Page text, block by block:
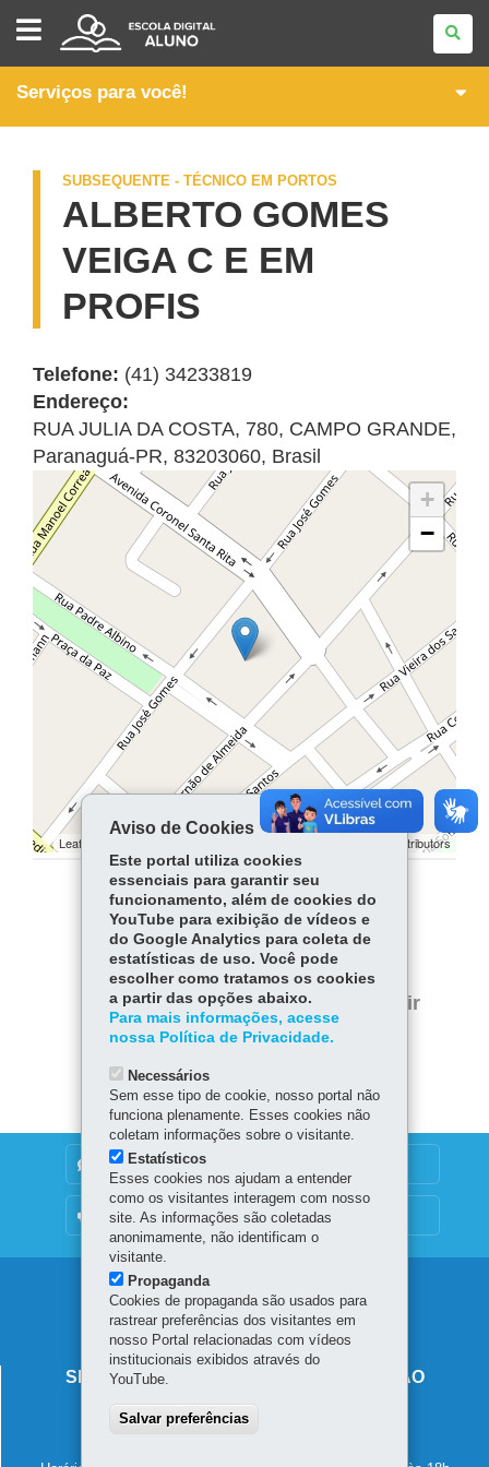
PÓS-
MÉDIO
-
CURSOS
TÉCNICOS
SUBSEQUENTES
Serviços para você!
SUBSEQUENTE - TÉCNICO EM PORTOS
ALBERTO GOMES
VEIGA C E EM
PROFIS
Telefone: (41) 34233819
Endereço:
RUA JULIA DA COSTA, 780, CAMPO GRANDE,
Paranaguá-PR, 83203060, Brasil
+
−
Leaflet | © contributors
COMPARTILHE:
Facebook
Twitter
WhatsApp
Voltar Início
Imprimir
Baixar
DENUNCIE CORRUPÇÃO
OUVIDORIA
Navegação
principal
SECRETARIA DE ESTADO DA EDUCAÇÃO
Av. Presidente Kennedy, 2511 - Guaíra
80610-011 -Curitiba
Aviso de Cookies
Este portal utiliza cookies
essenciais para garantir seu
funcionamento, além de cookies do
YouTube para exibição de vídeos e
do Google Analytics para coleta de
estatísticas de uso. Você pode
escolher como tratamos os cookies
a partir das opções abaixo.
Para mais informações, acesse
nossa Política de Privacidade.
Necessários
Sem esse tipo de cookie, nosso portal não
funciona plenamente. Esses cookies não
coletam informações sobre o visitante.
Estatísticos
Esses cookies nos ajudam a entender
como os visitantes interagem com nosso
site. As informações são coletadas
anonimamente, não identificam o
visitante.
Propaganda
Cookies de propaganda são usados para
rastrear preferências dos visitantes em
nosso Portal relacionadas com vídeos
institucionais exibidos através do
YouTube.
Salvar preferências